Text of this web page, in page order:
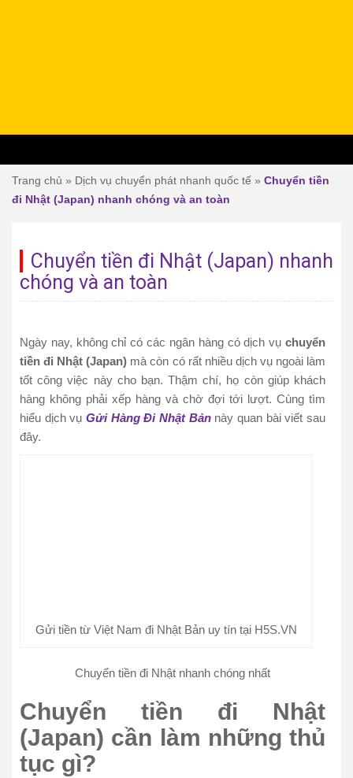
Trang chủ » Dịch vụ chuyển phát nhanh quốc tế » Chuyển tiền
đi Nhật (Japan) nhanh chóng và an toàn
Chuyển tiền đi Nhật (Japan) nhanh
chóng và an toàn
Ngày nay, không chỉ có các ngân hàng có dịch vụ chuyển
tiền đi Nhật (Japan) mà còn có rất nhiều dịch vụ ngoài làm
tốt công việc này cho bạn. Thậm chí, họ còn giúp khách
hàng không phải xếp hàng và chờ đợi tới lượt. Cùng tìm
hiểu dịch vụ Gửi Hàng Đi Nhật Bảnnày quan bài viết sau
đây.
Gửi tiền từ Việt Nam đi Nhật Bản uy tín tại H5S.VN
Chuyển tiền đi Nhật nhanh chóng nhất
Chuyển tiền đi Nhật
(Japan) cần làm những thủ
tục gì?